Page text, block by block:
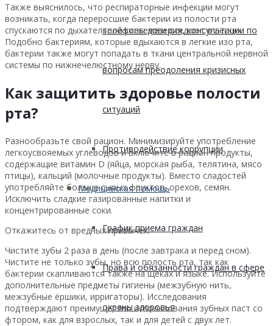
телефоны доверия, консультации по
вопросам преодоления кризисных
ситуаций
Противодействие коррупции
Медицинская помощь
График приема граждан
Права и обязанности граждан в сфере
охраны здоровья
Также выяснилось, что респираторные инфекции могут
возникать, когда переросшие бактерии из полости рта
спускаются по дыхательной системе и оседают в лёгких.
Подобно бактериям, которые вдыхаются в легкие изо рта,
бактерии также могут попадать в ткани центральной нервной
системы по нижнечелюстному нерву.
Как защитить здоровье полости
рта?
Разнообразьте свой рацион. Минимизируйте употребление
легкоусвояемых углеводов и включите в рацион продукты,
содержащие витамин D (яйца, морская рыба, телятина, мясо
птицы), кальций (молочные продукты). Вместо сладостей
употребляйте больше сырых фруктов, орехов, семян.
Исключить сладкие газированные напитки и
концентрированные соки.
Откажитесь от вредных привычек.
Чистите зубы 2 раза в день (после завтрака и перед сном).
Чистите не только зубы, но всю полость рта, так как
бактерии скапливаются также на щеках и языке. Используйте
дополнительные предметы гигиены (межзубную нить,
межзубные ёршики, ирригаторы). Исследования
подтверждают преимущество использования зубных паст со
фтором, как для взрослых, так и для детей с двух лет.